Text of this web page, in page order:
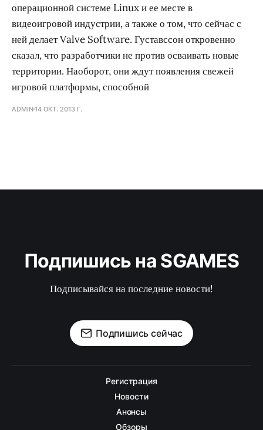
операционной системе Linux и ее месте в
видеоигровой индустрии, а также о том, что сейчас с
ней делает Valve Software. Густавссон откровенно
сказал, что разработчики не против осваивать новые
территории. Наоборот, они ждут появления свежей
игровой платформы, способной
ADMIN14 ОКТ. 2013 Г.
Подпишись на SGAMES
Подписывайся на последние новости!
Подпишись сейчас
Регистрация
Новости
Анонсы
Обзоры